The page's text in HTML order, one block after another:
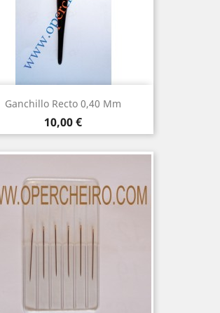
Ganchillo Recto 0,40 Mm
Precio
10,00 €